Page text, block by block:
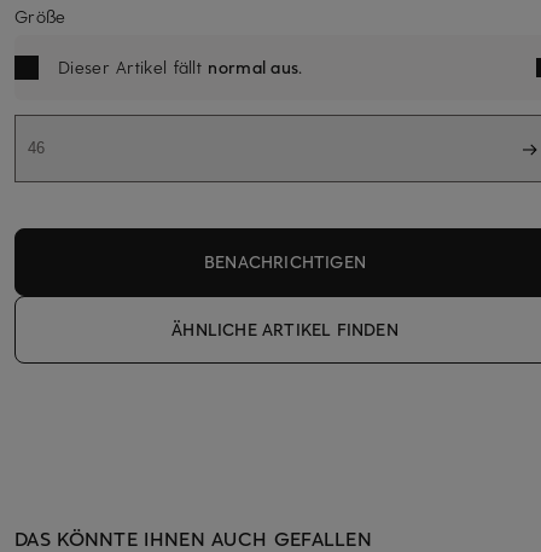
Größe
Dieser Artikel fällt normal aus.
46
BENACHRICHTIGEN
ÄHNLICHE ARTIKEL FINDEN
DAS KÖNNTE IHNEN AUCH GEFALLEN